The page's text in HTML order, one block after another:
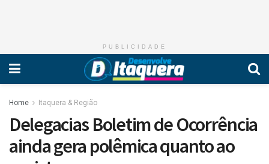
PUBLICIDADE
Home Itaquera & Região
Delegacias Boletim de Ocorrência
ainda gera polêmica quanto ao